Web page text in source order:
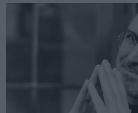
αφιερώνοντας ιδιαίτερη
των σχέσεων με υποκινητές του
στελέχη τους, στούντιο,
μεγάλα ονόματα ηθοποιών όπως